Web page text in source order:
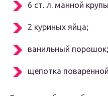
6 ст. л. манной
2 куриных яйца;
ванильный порошок;
щепотка